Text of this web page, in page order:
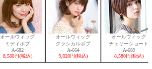
オールウィッグ
ミディボブ
A-682
8,580円(税込)
オールウィッグ
クラシカルボブ
A-664
9,020円(税込)
オールウィッグ
チェリーショート
A-689
8,580円(税込)